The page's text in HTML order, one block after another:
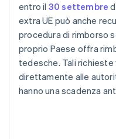
entro il 30 settembre
extra UE può anche
procedura di rimborso
proprio Paese offra
tedesche. Tali
direttamente alle
hanno una scadenza